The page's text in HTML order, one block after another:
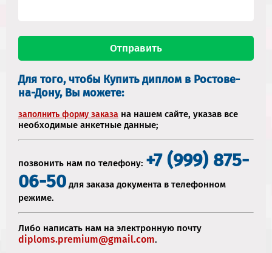
Для того, чтобы Купить диплом в Ростове-
на-Дону, Вы можете:
заполнить форму заказа на нашем сайте, указав все
необходимые анкетные данные;
позвонить нам по телефону: +7 (999) 875-
06-50 для заказа документа в телефонном
режиме.
Либо написать нам на электронную почту
diploms.premium@gmail.com.